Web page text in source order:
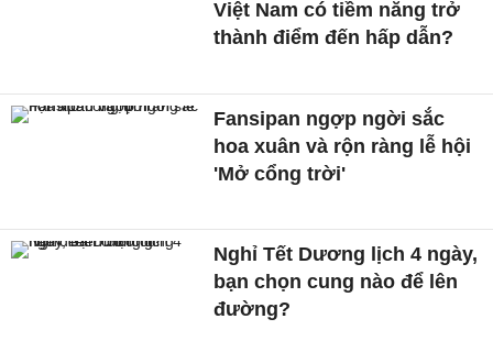
Việt Nam có tiềm năng trở
thành điểm đến hấp dẫn?
Fansipan ngợp ngời sắc
hoa xuân và rộn ràng lễ hội
'Mở cổng trời'
Nghỉ Tết Dương lịch 4 ngày,
bạn chọn cung nào để lên
đường?